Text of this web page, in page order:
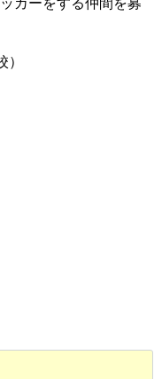
カーをする仲間を募